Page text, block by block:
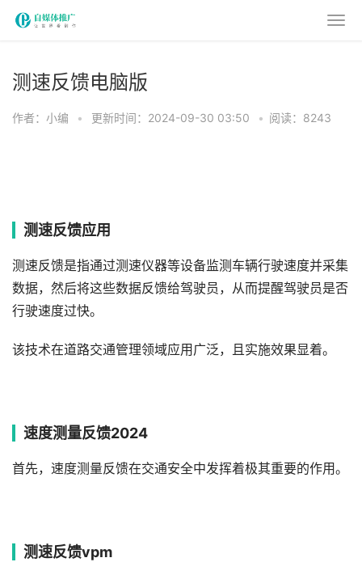
测速反馈电脑版
作者：小编 • 更新时间：2024-09-30 03:50 • 阅读：8243
测速反馈应用
测速反馈是指通过测速仪器等设备监测车辆行驶速度并采集
数据，然后将这些数据反馈给驾驶员，从而提醒驾驶员是否
行驶速度过快。
该技术在道路交通管理领域应用广泛，且实施效果显着。
速度测量反馈2024
首先，速度测量反馈在交通安全中发挥着极其重要的作用。
测速反馈vpm